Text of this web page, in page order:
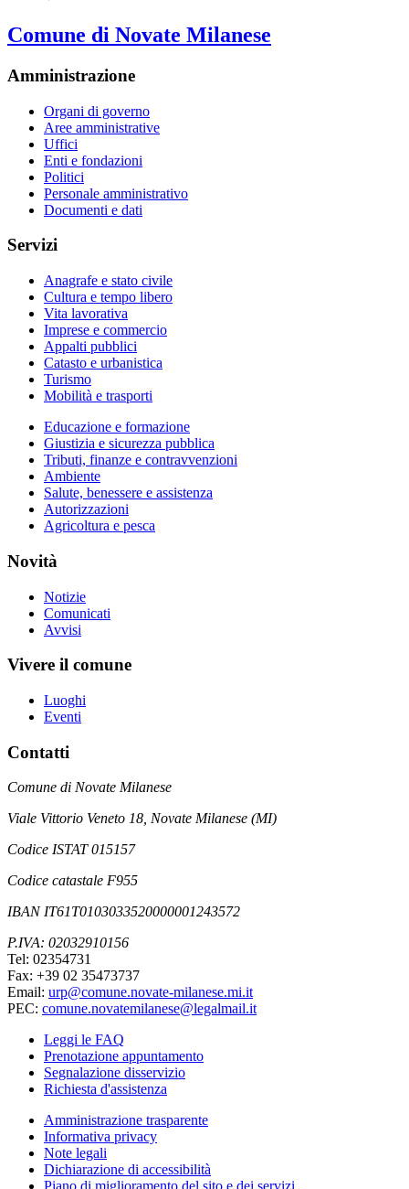
Comune di Novate Milanese
Amministrazione
Organi di governo
Aree amministrative
Uffici
Enti e fondazioni
Politici
Personale amministrativo
Documenti e dati
Servizi
Anagrafe e stato civile
Cultura e tempo libero
Vita lavorativa
Imprese e commercio
Appalti pubblici
Catasto e urbanistica
Turismo
Mobilità e trasporti
Educazione e formazione
Giustizia e sicurezza pubblica
Tributi, finanze e contravvenzioni
Ambiente
Salute, benessere e assistenza
Autorizzazioni
Agricoltura e pesca
Novità
Notizie
Comunicati
Avvisi
Vivere il comune
Luoghi
Eventi
Contatti
Comune di Novate Milanese
Viale Vittorio Veneto 18, Novate Milanese (MI)
Codice ISTAT 015157
Codice catastale F955
IBAN IT61T0103033520000001243572
P.IVA: 02032910156
Tel: 02354731
Fax: +39 02 35473737
Email: urp@comune.novate-milanese.mi.it
PEC: comune.novatemilanese@legalmail.it
Leggi le FAQ
Prenotazione appuntamento
Segnalazione disservizio
Richiesta d'assistenza
Amministrazione trasparente
Informativa privacy
Note legali
Dichiarazione di accessibilità